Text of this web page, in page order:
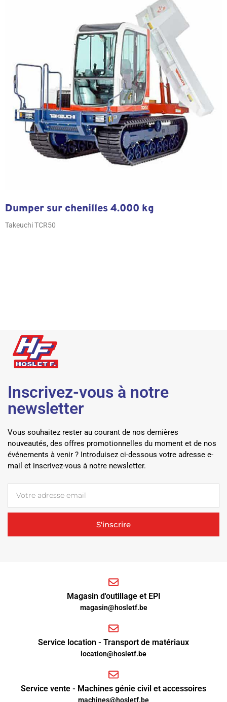
Dumper sur chenilles 4.000 kg
Takeuchi TCR50
Inscrivez-vous à notre
newsletter
Vous souhaitez rester au courant de nos dernières
nouveautés, des offres promotionnelles du moment et de nos
événements à venir ? Introduisez ci-dessous votre adresse e-
mail et inscrivez-vous à notre newsletter.
S'inscrire
Magasin d'outillage et EPI
magasin@hosletf.be
Service location - Transport de matériaux
location@hosletf.be
Service vente - Machines génie civil et accessoires
machines@hosletf.be